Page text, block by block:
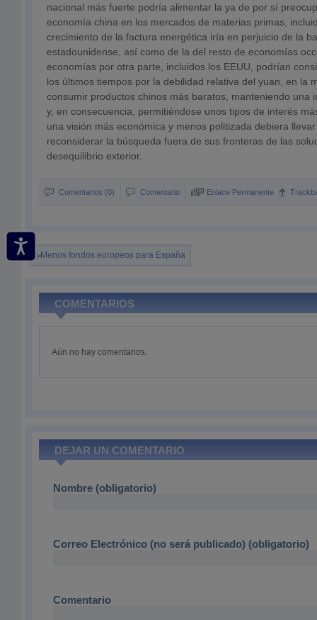
nacional más fuerte podría alimentar la ya de por sí
economía china en los mercados de materias primas,
crecimiento de la factura energética iría en perjuicio de la
estadounidense, así como de la del resto de economías
economías por otra parte, incluidos los EEUU, podrían
los últimos tiempos por la debilidad relativa del yuan, en la
consumir productos chinos más baratos, manteniendo una
y, en consecuencia, permitiéndose unos tipos de interés
una visión más económica y menos politizada debiera
reconsiderar la búsqueda fuera de sus fronteras de las
desequilibrio exterior.
Comentarios (0) Comentario Enlace Permanente
Menos fondos europeos para España
COMENTARIOS
Aún no hay comentarios.
DEJAR UN COMENTARIO
Nombre (obligatorio)
Correo Electrónico (no será publicado) (obligatorio)
Comentario